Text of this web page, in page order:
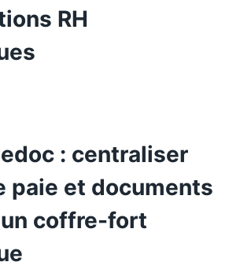
RH
: centraliser
paie et documents
un coffre-fort